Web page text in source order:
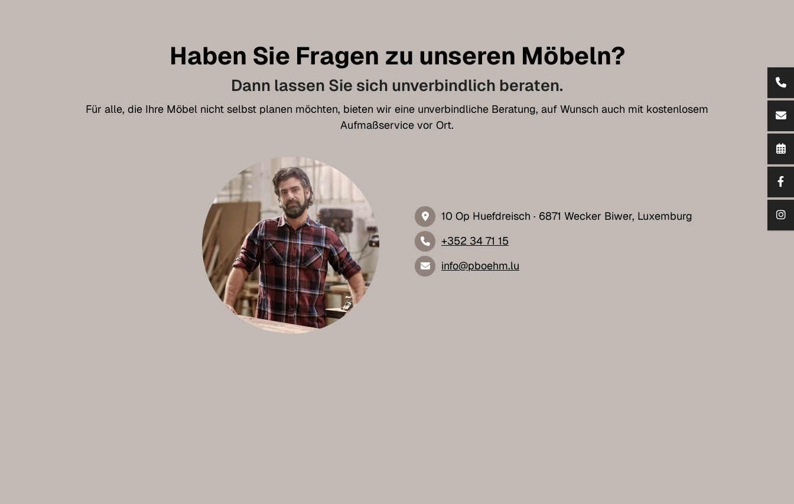
Haben Sie Fragen zu unseren Möbeln?
Dann lassen Sie sich unverbindlich beraten.
Für alle, die Ihre Möbel nicht selbst planen möchten, bieten wir eine unverbindliche Beratung, auf Wunsch auch mit kostenlosem
Aufmaßservice vor Ort.
10 Op Huefdreisch · 6871 Wecker Biwer, Luxemburg
+352 34 71 15
info@pboehm.lu